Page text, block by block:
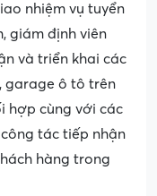
nhiệm vụ tuyển
giám định viên
và triển khai các
garage ô tô trên
hợp cùng với các
tác tiếp nhận
hàng trong